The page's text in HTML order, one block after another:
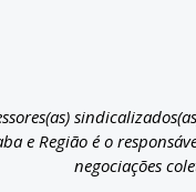
e Região é o
negociações